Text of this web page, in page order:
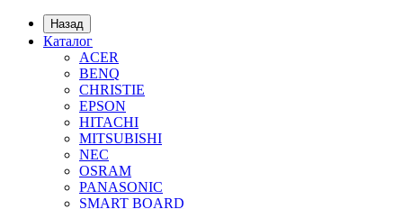
Назад
Каталог
ACER
BENQ
CHRISTIE
EPSON
HITACHI
MITSUBISHI
NEC
OSRAM
PANASONIC
SMART BOARD